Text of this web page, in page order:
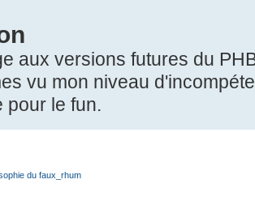
aux versions futures du
vu mon niveau
pour le fun.
du faux_rhum